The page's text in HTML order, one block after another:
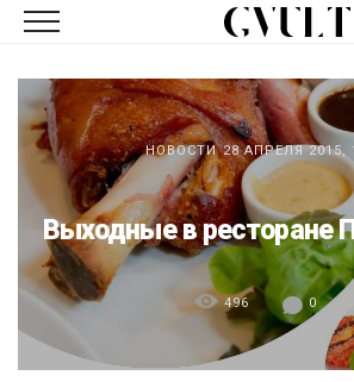
НОВОСТИ 28 АПРЕЛЯ 2015,
Выходные в ресторане
496 0